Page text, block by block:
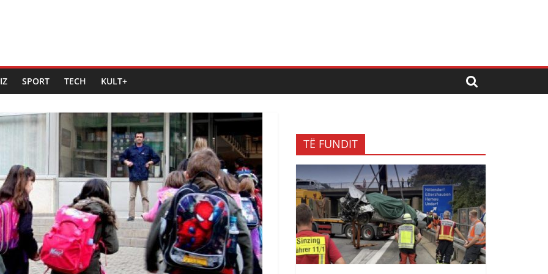
SPORT TECH KULT+
TË FUNDIT